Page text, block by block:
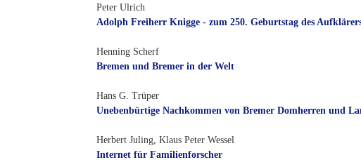
Peter Ulrich
Adolph Freiherr Knigge - zum 250. Geburtstag des
Henning Scherf
Bremen und Bremer in der Welt
Hans G. Trüper
Unebenbürtige Nachkommen von Bremer Domherren und
Herbert Juling, Klaus Peter Wessel
Internet für Familienforscher